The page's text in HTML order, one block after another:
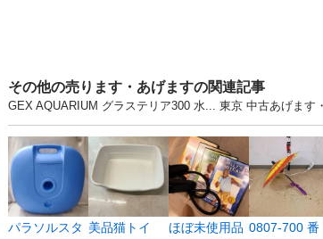
その他の売ります・あげますの関連記事
GEX AQUARIUM グラステリア300 水... 東京 中古あげます
パラソルスタ 美品猫トイ
ほぼ未使用品 0807-700 番